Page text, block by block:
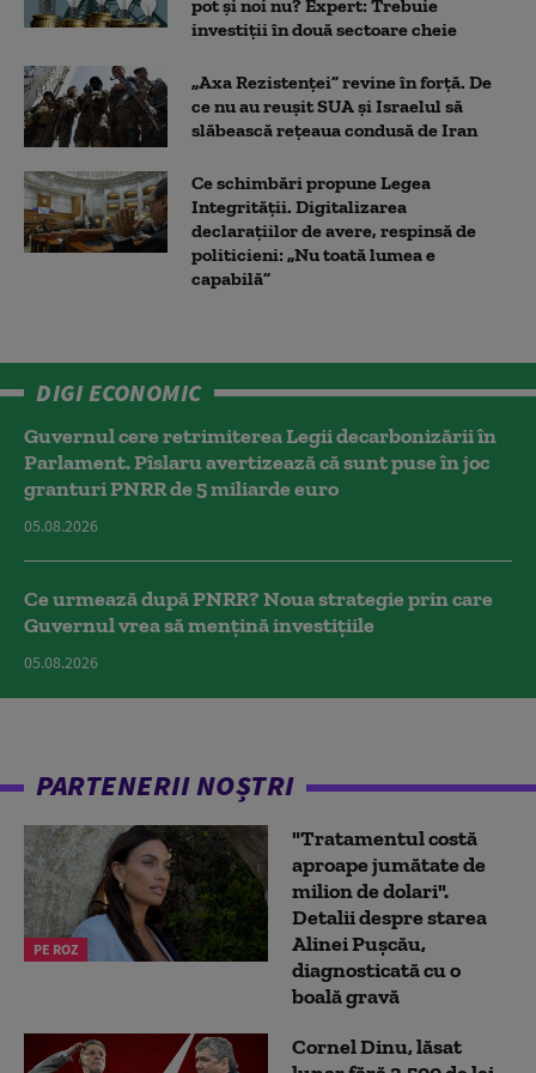
pot și noi nu? Expert: Trebuie
investiții în două sectoare cheie
„Axa Rezistenței” revine în forță. De
ce nu au reușit SUA și Israelul să
slăbească rețeaua condusă de Iran
Ce schimbări propune Legea
Integrității. Digitalizarea
declarațiilor de avere, respinsă de
politicieni: „Nu toată lumea e
capabilă”
DIGI ECONOMIC
Guvernul cere retrimiterea Legii decarbonizării în
Parlament. Pîslaru avertizează că sunt puse în joc
granturi PNRR de 5 miliarde euro
05.08.2026
Ce urmează după PNRR? Noua strategie prin care
Guvernul vrea să mențină investițiile
05.08.2026
PARTENERII NOȘTRI
PE ROZ
"Tratamentul costă
aproape jumătate de
milion de dolari".
Detalii despre starea
Alinei Pușcău,
diagnosticată cu o
boală gravă
Cornel Dinu, lăsat